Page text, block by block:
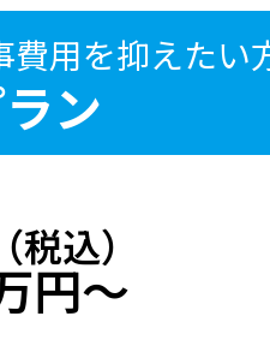
費用を抑えたい
ン
（税込）
円〜